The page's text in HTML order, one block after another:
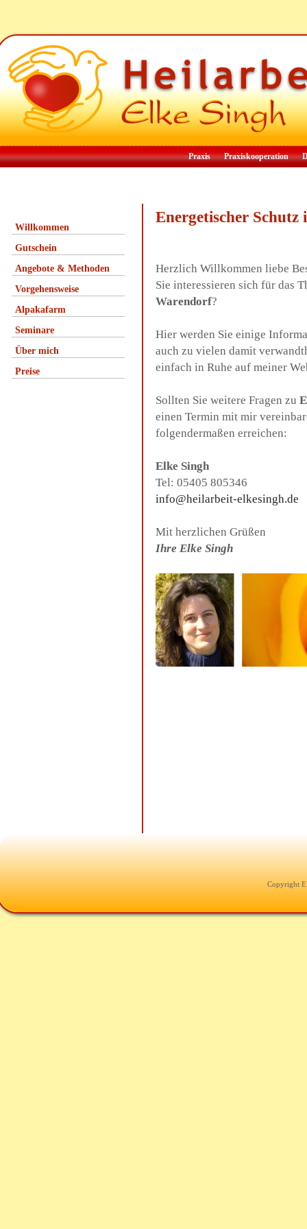
Praxis Praxiskooperation
Willkommen
Gutschein
Angebote & Methoden
Vorgehensweise
Alpakafarm
Seminare
Über mich
Preise
Energetischer
Herzlich Willkommen liebe
Sie interessieren sich für das
Warendorf?
Hier werden Sie einige
auch zu vielen damit
einfach in Ruhe auf meiner
Sollten Sie weitere Fragen zu
einen Termin mit mir
folgendermaßen erreichen:
Elke Singh
Tel: 05405 805346
info@heilarbeit-elkesingh.de
Mit herzlichen Grüßen
Ihre Elke Singh
Copyright